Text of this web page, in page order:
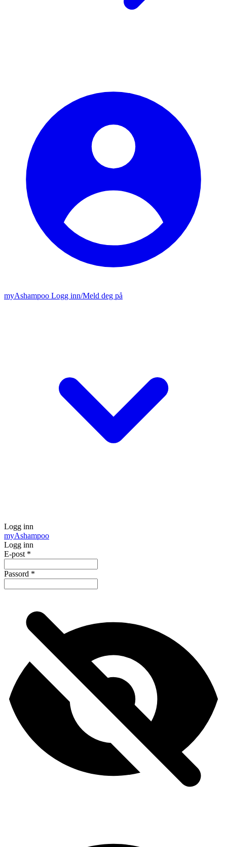
myAshampoo Logg inn/Meld deg på
Logg inn
myAshampoo
Logg inn
E-post *
Passord *